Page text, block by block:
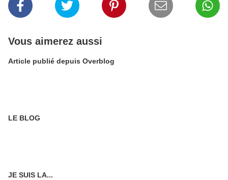
Vous aimerez aussi
Article publié depuis Overblog
LE BLOG
JE SUIS LA...